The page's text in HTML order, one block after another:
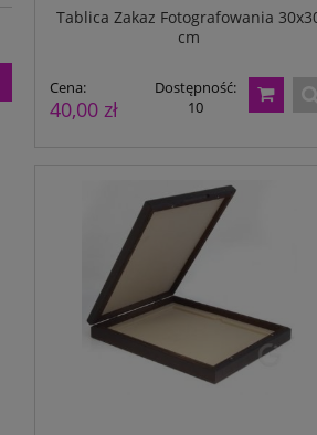
Tablica Zakaz Fotografowania
cm
Cena:
40,00 zł
Dostępność:
10